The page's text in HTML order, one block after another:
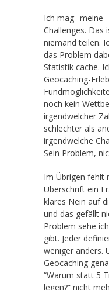
Ich mag
Challenges. Das
niemand teilen.
das Problem
Statistik cache.
Geocaching-
noch kein
irgendwelcher
schlechter als
irgendwelche
Sein Problem,
Im Übrigen fehlt
Überschrift ein
klares Nein auf
und das gefällt
Problem sehe
gibt. Jeder
weniger anders.
Geocaching
“Warum statt 5
legen?” nicht